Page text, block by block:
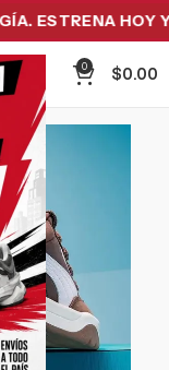
ESTRENA HOY Y
0
$0.00